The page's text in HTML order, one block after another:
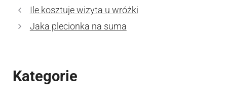
Ile kosztuje wizyta u wróżki
Jaka plecionka na suma
Kategorie